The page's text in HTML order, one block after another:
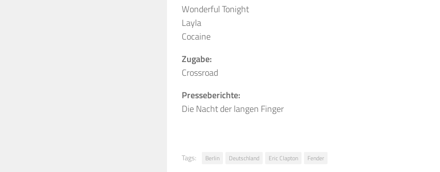
Wonderful Tonight
Layla
Cocaine
Zugabe:
Crossroad
Presseberichte:
Die Nacht der langen Finger
Tags: Berlin Deutschland Eric Clapton Fender